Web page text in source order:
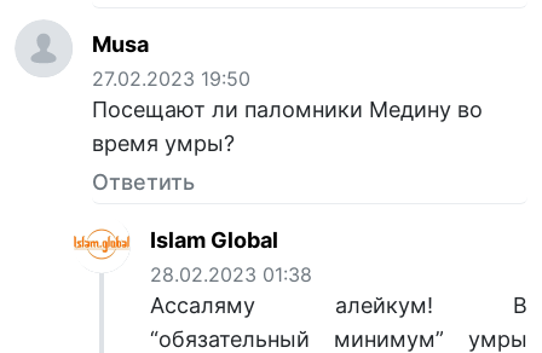
Musa
27.02.2023 19:50
Посещают ли паломники Медину во
время умры?
Ответить
Islam Global
28.02.2023 01:38
Ассаляму алейкум! В
“обязательный минимум” умры